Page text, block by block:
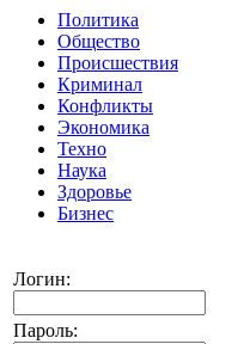
Политика
Общество
Происшествия
Криминал
Конфликты
Экономика
Техно
Наука
Здоровье
Бизнес
Логин:
Пароль: